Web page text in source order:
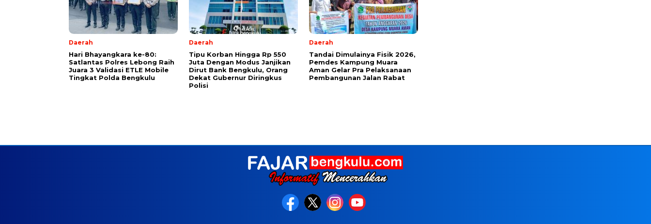
Daerah
Hari Bhayangkara ke-80:
Satlantas Polres Lebong Raih
Juara 3 Validasi ETLE Mobile
Tingkat Polda Bengkulu
Daerah
Tipu Korban Hingga Rp 550
Juta Dengan Modus Janjikan
Dirut Bank Bengkulu, Orang
Dekat Gubernur Diringkus
Polisi
Daerah
Tandai Dimulainya Fisik 2026,
Pemdes Kampung Muara
Aman Gelar Pra Pelaksanaan
Pembangunan Jalan Rabat